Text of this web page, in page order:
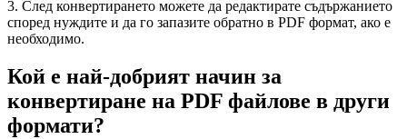
3. След конвертирането можете да редактирате съдържанието
според нуждите и да го запазите обратно в PDF формат, ако е
необходимо.
Кой е най-добрият начин за
конвертиране на PDF файлове в други
формати?